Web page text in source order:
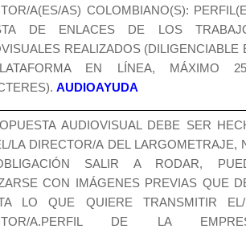
A(ES/AS) COLOMBIANO(S):
DE ENLACES DE LOS
REALIZADOS (DILIGENCIABLE
EN LÍNEA, MÁXIMO
AUDIOAYUDA
AUDIOVISUAL DEBE SER
LA DIRECTOR/A DEL LARGOMETRAJE,
SALIR A RODAR,
CON IMÁGENES PREVIAS QUE
LO QUE QUIERE TRANSMITIR EL/
A.PERFIL DE LA